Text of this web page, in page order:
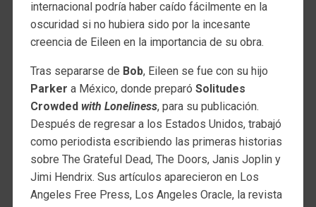
internacional podría haber caído fácilmente en la
oscuridad si no hubiera sido por la incesante
creencia de Eileen en la importancia de su obra.
Tras separarse de Bob, Eileen se fue con su hijo
Parker a México, donde preparó Solitudes
Crowded with Loneliness, para su publicación.
Después de regresar a los Estados Unidos, trabajó
como periodista escribiendo las primeras historias
sobre The Grateful Dead, The Doors, Janis Joplin y
Jimi Hendrix. Sus artículos aparecieron en Los
Angeles Free Press, Los Angeles Oracle, la revista